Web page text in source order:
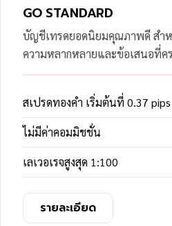
GO STANDARD
บัญชีเทรดยอดนิยมคุณภาพดี สำ
ความหลากหลายและข้อเสนอที่ค
สเปรดทองคำ เริ่มต้นที่ 0.37
ไม่มีค่าคอมมิชชั่น
เลเวอเรจสูงสุด 1:100
รายละเอียด